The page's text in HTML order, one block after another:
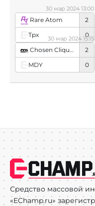
Rare Atom
2
Tpx
0
30 мар 2024 13:00
Chosen Clique Gaming
2
MDY
0
30 мар 2024 15:15
Средство массовой
«EChamp.ru»